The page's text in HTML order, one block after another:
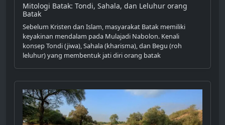
Mitologi Batak: Tondi, Sahala, dan Leluhur orang
Batak
Sebelum Kristen dan Islam, masyarakat Batak memiliki
keyakinan mendalam pada Mulajadi Nabolon. Kenali
konsep Tondi (jiwa), Sahala (kharisma), dan Begu (roh
leluhur) yang membentuk jati diri orang batak